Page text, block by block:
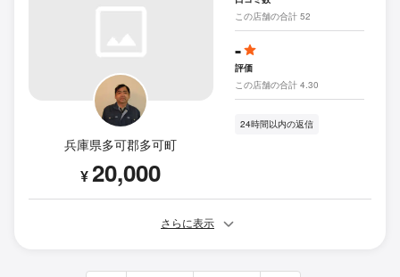
兵庫県多可郡多可町
¥20,000
この店舗の合計 52
-
評価
この店舗の合計 4.30
24時間以内の返信
さらに表示